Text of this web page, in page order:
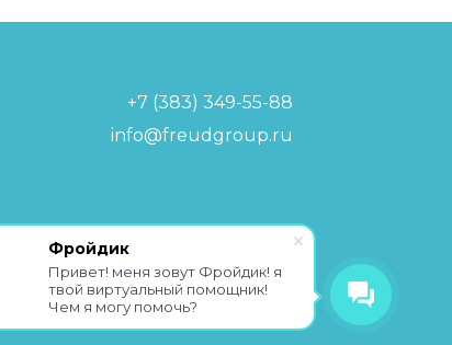
Фройдик
Привет! меня зовут Фройдик! я
твой виртуальный помощник!
Чем я могу помочь?
+7 (383) 349-55-88
info@freudgroup.ru
персональных данных